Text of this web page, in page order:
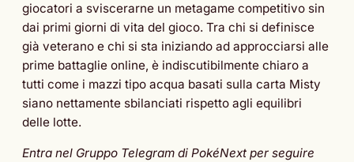
giocatori a sviscerarne un metagame competitivo sin
dai primi giorni di vita del gioco. Tra chi si definisce
già veterano e chi si sta iniziando ad approcciarsi alle
prime battaglie online, è indiscutibilmente chiaro a
tutti come i mazzi tipo acqua basati sulla carta Misty
siano nettamente sbilanciati rispetto agli equilibri
delle lotte.
Entra nel Gruppo Telegram di PokéNext per seguire